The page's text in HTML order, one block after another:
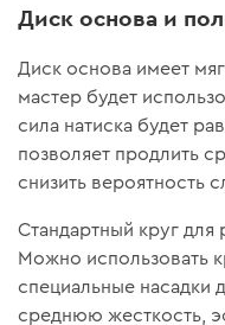
Диск основа и
Диск основа имеет
мастер будет
сила натиска будет
позволяет продлить
снизить вероятность
Стандартный круг
Можно использовать
специальные насадки
среднюю жесткость,